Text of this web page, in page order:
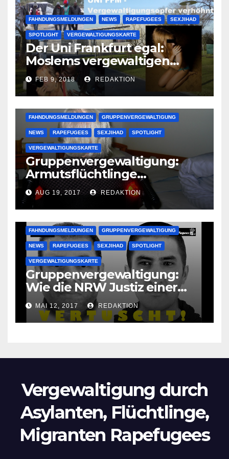
FAHNDUNGSMELDUNGEN NEWS RAPEFUGEES SEXJIHAD
SPOTLIGHT VERGEWALTIGUNGSKARTE
Der Uni Frankfurt egal:
Moslems vergewaltigen
deutsche Studentinnen auf
Uni-Campus
FEB 9, 2018 REDAKTION
FAHNDUNGSMELDUNGEN GRUPPENVERGEWALTIGUNG
NEWS RAPEFUGEES SEXJIHAD SPOTLIGHT
VERGEWALTIGUNGSKARTE
Gruppenvergewaltigung:
Armutsflüchtlinge
vergewaltigen bettlägerige
Oma im Schlaf
krankenhausreif
AUG 19, 2017 REDAKTION
FAHNDUNGSMELDUNGEN GRUPPENVERGEWALTIGUNG
NEWS RAPEFUGEES SEXJIHAD SPOTLIGHT
VERGEWALTIGUNGSKARTE
Gruppenvergewaltigung:
Wie die NRW Justiz einer
Lokalzeitung verbietet diese
Bilder zu veröffentlichen
MAI 12, 2017 REDAKTION
Vergewaltigung durch
Asylanten, Flüchtlinge,
Migranten Rapefugees